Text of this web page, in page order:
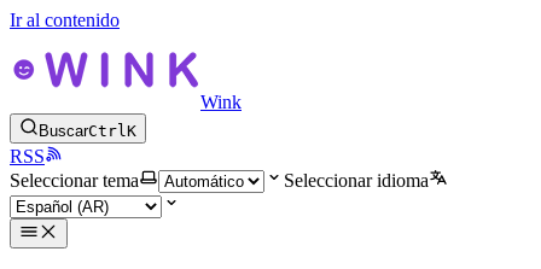
Ir al contenido
Wink
BuscarCtrlK
RSS
Seleccionar tema
Seleccionar idioma